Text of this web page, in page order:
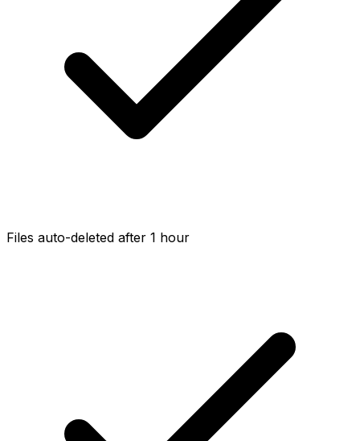
Files auto-deleted after 1 hour